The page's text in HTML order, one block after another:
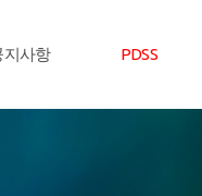
지사항 PDSS